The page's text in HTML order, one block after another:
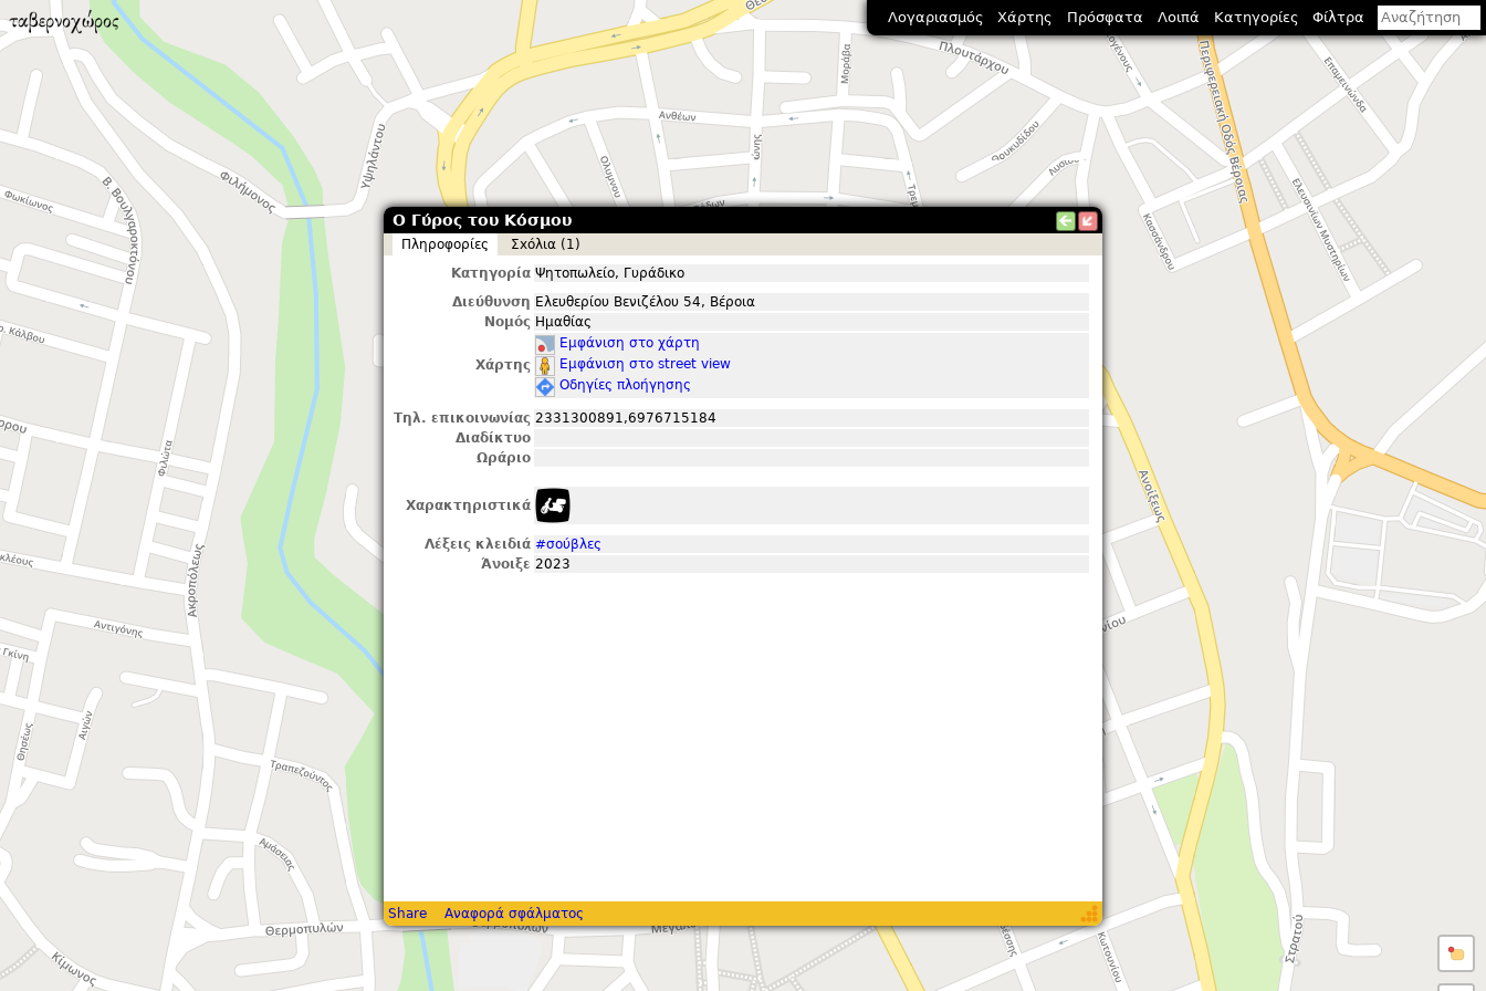
Ο Γύρος του Κόσμου
Πληροφορίες
Σxόλια (1)
Κατηγορία Ψητοπωλείο, Γυράδικο
Διεύθυνση Ελευθερίου Βενιζέλου 54, Βέροια
Νομός Ημαθίας
Χάρτης
Εμφάνιση στο χάρτη
Εμφάνιση στο street view
Οδηγίες πλοήγησης
Τηλ. επικοινωνίας 2331300891,6976715184
Διαδίκτυο
Ωράριο
Χαρακτηριστικά
Λέξεις κλειδιά #σούβλες
Άνοιξε 2023
Share Αναφορά σφάλματος
Λογαριασμός Χάρτης Πρόσφατα Λοιπά Κατηγορίες Φίλτρα